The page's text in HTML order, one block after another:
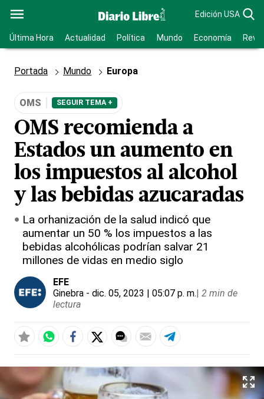
Edición USA
Última Hora Actualidad Política Mundo Economía
Portada Mundo Europa
OMS SEGUIR TEMA +
OMS recomienda a
Estados un aumento en
los impuestos al alcohol
y las bebidas azucaradas
La orhanización de la salud indicó que
aumentar un 50 % los impuestos a las
bebidas alcohólicas podrían salvar 21
millones de vidas en medio siglo
EFE
Ginebra - dic. 05, 2023 | 05:07 p. m.| 2 min de
lectura